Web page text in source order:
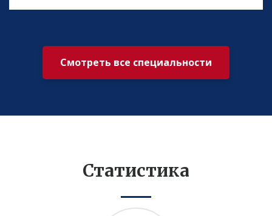
Смотреть все специальности
Статистика